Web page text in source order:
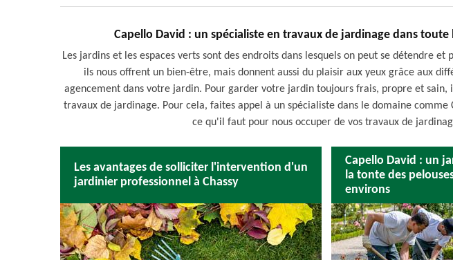
Capello David : un spécialiste en travaux de jardinage dans toute
Les jardins et les espaces verts sont des endroits dans lesquels on peut se détendre
ils nous offrent un bien-être, mais donnent aussi du plaisir aux yeux grâce aux
agencement dans votre jardin. Pour garder votre jardin toujours frais, propre et
travaux de jardinage. Pour cela, faites appel à un spécialiste dans le domaine comme
ce qu'il faut pour nous occuper de vos travaux de
Les avantages de solliciter l'intervention d'un
jardinier professionnel à Chassy
Capello David : un
la tonte des
environs